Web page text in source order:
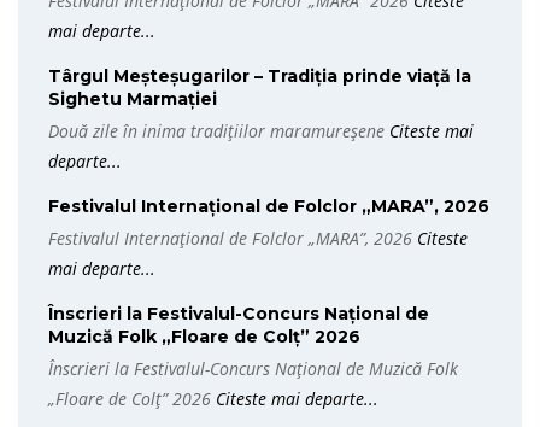
mai departe...
Târgul Meșteșugarilor – Tradiția prinde viață la
Sighetu Marmației
Două zile în inima tradițiilor maramureșene Citeste mai
departe...
Festivalul Internațional de Folclor „MARA”, 2026
Festivalul Internațional de Folclor „MARA”, 2026 Citeste
mai departe...
Înscrieri la Festivalul-Concurs Național de
Muzică Folk „Floare de Colț” 2026
Înscrieri la Festivalul-Concurs Național de Muzică Folk
„Floare de Colț” 2026 Citeste mai departe...